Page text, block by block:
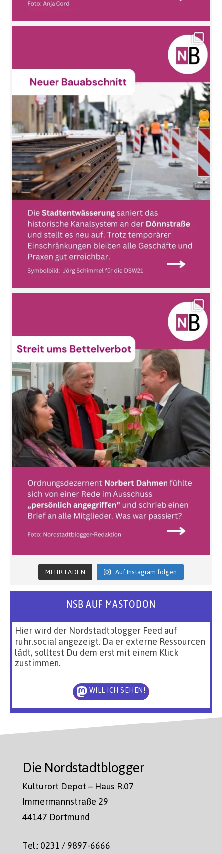
MEHR LADEN Auf Instagram folgen
NSB AUF MASTODON
Hier wird der Nordstadtblogger Feed auf
ruhr.social angezeigt. Da er externe Ressourcen
lädt, solltest Du dem erst mit einem Klick
zustimmen.
WILL ICH SEHEN!
Die Nordstadtblogger
Kulturort Depot – Haus R.07
Immermannstraße 29
44147 Dortmund
Tel.: 0231 / 9897-6666